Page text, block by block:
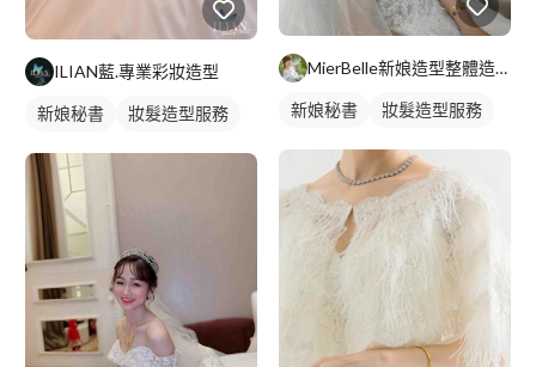
ILIAN藍.專業彩妝造型
新娘秘書 妝髮造型服務
MierBelle新娘造型整體造型工作室
新娘秘書 妝髮造型服務